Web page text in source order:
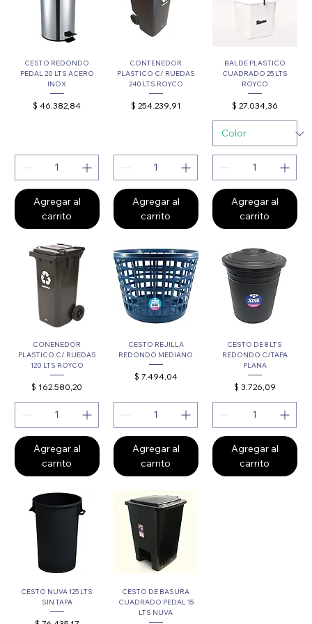
CESTO REDONDO
PEDAL 20 LTS ACERO
INOX
Precio
$ 46.382,84
Agregar al
carrito
CONTENEDOR
PLASTICO C/ RUEDAS
240 LTS ROYCO
Precio
$ 254.239,91
Agregar al
carrito
BALDE PLASTICO
CUADRADO 25 LTS
ROYCO
Precio
$ 27.034,36
Agregar al
carrito
CONENEDOR
PLASTICO C/ RUEDAS
120 LTS ROYCO
Precio
$ 162.580,20
Agregar al
carrito
CESTO REJILLA
REDONDO MEDIANO
Precio
$ 7.494,04
Agregar al
carrito
CESTO DE 8 LTS
REDONDO C/TAPA
PLANA
Precio
$ 3.726,09
Agregar al
carrito
CESTO NUVA 125 LTS
SIN TAPA
CESTO DE BASURA
CUADRADO PEDAL 15
LTS NUVA